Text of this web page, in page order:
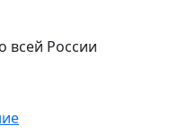
всей России